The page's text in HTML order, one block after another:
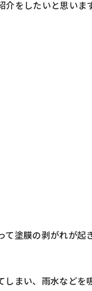
をしたいと思いま
塗膜の剥がれが起
まい、雨水など